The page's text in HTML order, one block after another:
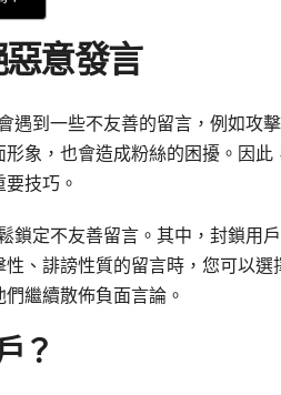
意發言
遇到一些不友善的留言，例如攻
象，也會造成粉絲的困擾。因
技巧。
鎖定不友善留言。其中，封鎖用
、誹謗性質的留言時，您可以
繼續散佈負面言論。
？